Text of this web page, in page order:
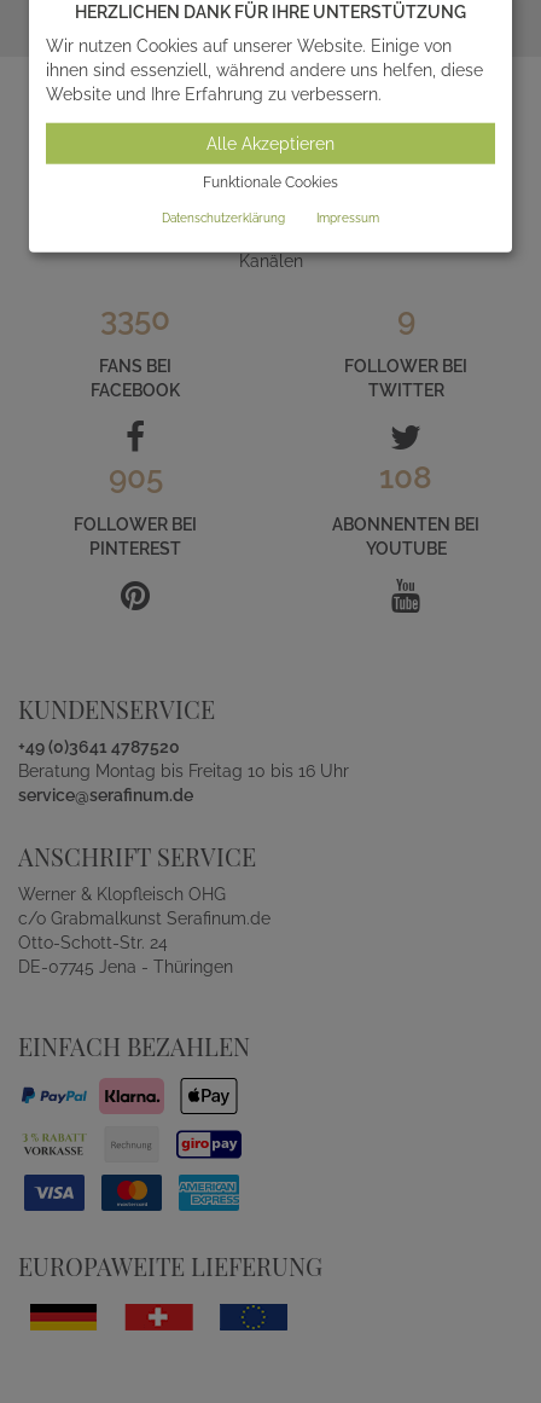
zum Ratgeber
LERNEN SIE SERAFINUM IM INTERNET
Kanälen
3350
FANS BEI
FACEBOOK
9
FOLLOWER BEI
TWITTER
905
FOLLOWER BEI
PINTEREST
108
ABONNENTEN BEI
YOUTUBE
KUNDENSERVICE
+49 (0)3641 4787520
Beratung Montag bis Freitag 10 bis 16 Uhr
service@serafinum.de
ANSCHRIFT SERVICE
Werner & Klopfleisch OHG
c/o Grabmalkunst Serafinum.de
Otto-Schott-Str. 24
DE-07745 Jena - Thüringen
EINFACH BEZAHLEN
EUROPAWEITE LIEFERUNG
HERZLICHEN DANK FÜR IHRE UNTERSTÜTZUNG
Wir nutzen Cookies auf unserer Website. Einige von
ihnen sind essenziell, während andere uns helfen, diese
Website und Ihre Erfahrung zu verbessern.
Alle Akzeptieren
Funktionale Cookies
Datenschutzerklärung Impressum